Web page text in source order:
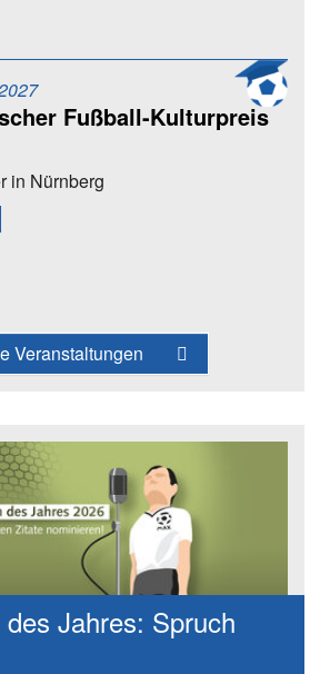
Fußball-Kulturpreis
in Nürnberg
Veranstaltungen
Jahres: Spruch